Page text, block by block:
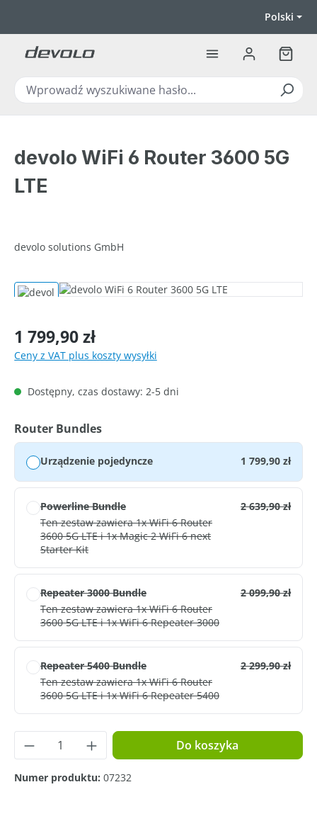
Polski
devolo WiFi 6 Router 3600 5G
LTE
devolo solutions GmbH
Pomiń galerię zdjęć
Cena regularna:
1 799,90 zł
Ceny z VAT plus koszty wysyłki
Dostępny, czas dostawy: 2-5 dni
Wybierz
Router Bundles
Urządzenie pojedyncze 1 799,90 zł
Powerline Bundle
Ten zestaw zawiera 1x WiFi 6 Router
3600 5G LTE i 1x Magic 2 WiFi 6 next
Starter Kit
2 639,90 zł
Repeater 3000 Bundle
Ten zestaw zawiera 1x WiFi 6 Router
3600 5G LTE i 1x WiFi 6 Repeater 3000
2 099,90 zł
Repeater 5400 Bundle
Ten zestaw zawiera 1x WiFi 6 Router
3600 5G LTE i 1x WiFi 6 Repeater 5400
2 299,90 zł
Ilość produktu: Wprowadź żądaną ilość
Do koszyka
Numer produktu: 07232